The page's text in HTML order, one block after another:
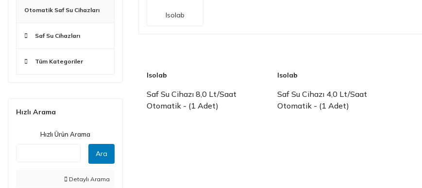
Otomatik Saf Su Cihazları
Saf Su Cihazları
Tüm Kategoriler
Hızlı Arama
Hızlı Ürün Arama
Ara
Detaylı Arama
Isolab
Isolab
Saf Su Cihazı 8,0 Lt/Saat
Otomatik - (1 Adet)
Isolab
Saf Su Cihazı 4,0 Lt/Saat
Otomatik - (1 Adet)